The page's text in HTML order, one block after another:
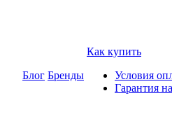
Блог Бренды
Как купить
Условия
Гарантия